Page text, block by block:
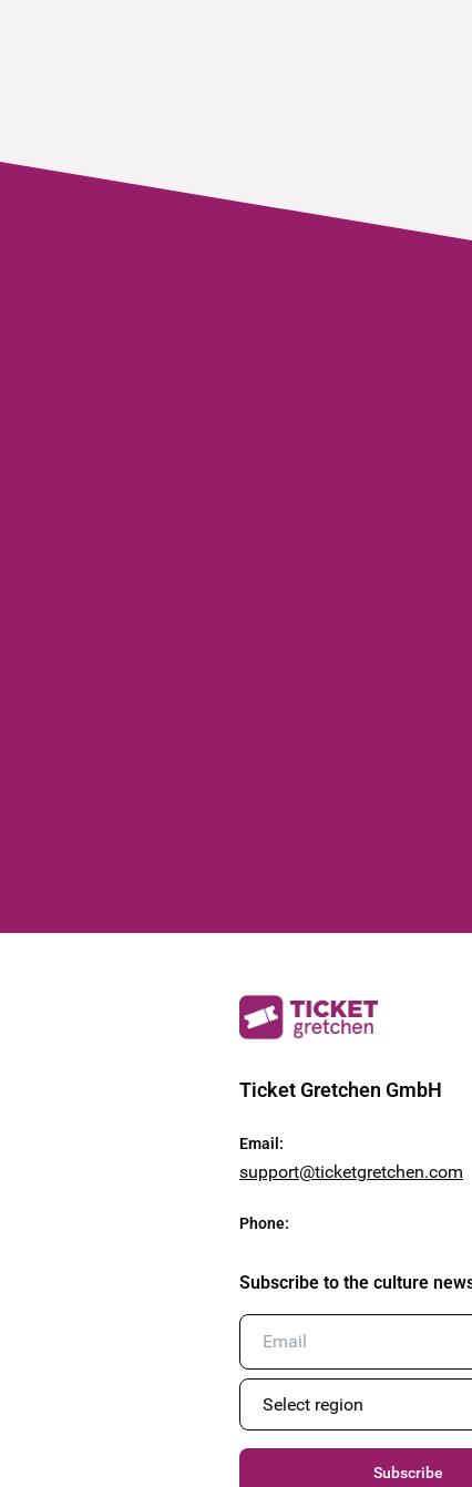
Ticket Gretchen GmbH
Email :
support@ticketgretchen.com
Phone:
Subscribe to the culture
Subscribe